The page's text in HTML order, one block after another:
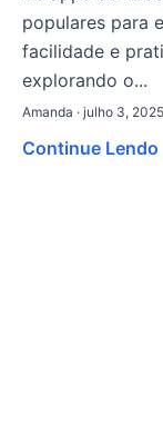
populares para
facilidade e
explorando o...
Amanda · julho 3, 2025
Continue Lendo